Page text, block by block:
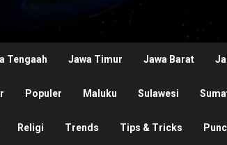
Tengaah Jawa Timur Jawa Barat
Populer Maluku Sulawesi
Religi Trends Tips & Tricks